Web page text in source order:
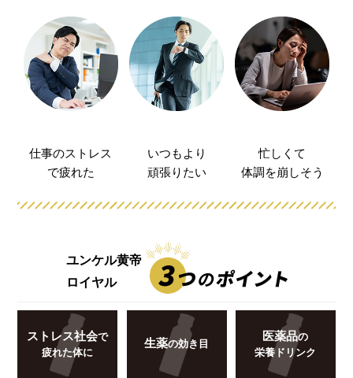
仕事のストレス
で疲れた
いつもより
頑張りたい
忙しくて
体調を崩しそう
ユンケル黄帝
ロイヤル
ストレス社会で
疲れた体に
生薬の効き目
医薬品の
栄養ドリンク